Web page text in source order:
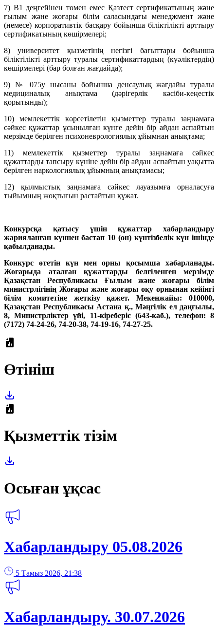
7) B1 деңгейінен төмен емес Қазтест сертификатының және
ғылым және жоғары білім саласындағы менеджмент және
(немесе) корпоративтік басқару бойынша біліктілікті арттыру
сертификатының көшірмелері;
8) университет қызметінің негізгі бағыттары бойынша
біліктілікті арттыру туралы сертификаттардың (куәліктердің)
көшірмелері (бар болған жағдайда);
9) № 075у нысаны бойынша денсаулық жағдайы туралы
медициналық анықтама (дәрігерлік кәсіби-кеңестік
қорытынды);
10) мемлекеттік көрсетілетін қызметтер туралы заңнамаға
сәйкес құжаттар ұсынылған күнге дейін бір айдан аспайтын
мерзімде берілген психоневрологиялық ұйымнан анықтама;
11) мемлекеттік қызметтер туралы заңнамаға сәйкес
құжаттарды тапсыру күніне дейін бір айдан аспайтын уақытта
берілген наркологиялық ұйымның анықтамасы;
12) қылмыстық заңнамаға сәйкес лауазымға орналасуға
тыйымның жоқтығын растайтын құжат.
Конкурсқа қатысу үшін құжаттар хабарландыру
жарияланған күннен бастап 10 (он) күнтізбелік күн ішінде
қабылданады.
Конкурс өтетін күн мен орны қосымша хабарланады.
Жоғарыда аталған құжаттарды белгіленген мерзімде
Қазақстан Республикасы Ғылым және жоғары білім
министрлігінің Жоғары және жоғары оқу орнынан кейінгі
білім комитетіне жеткізу қажет. Мекенжайы: 010000,
Қазақстан Республикасы Астана қ., Мәңгілік ел даңғылы,
8, Министрлiктер үйі, 11-кіреберіс (643-каб.), телефон: 8
(7172) 74-24-26, 74-20-38, 74-19-16, 74-27-25.
Өтініш
Қызметтік тізім
Осыған ұқсас
Хабарландыру 05.08.2026
5 Тамыз 2026, 21:38
Хабарландыру. 30.07.2026